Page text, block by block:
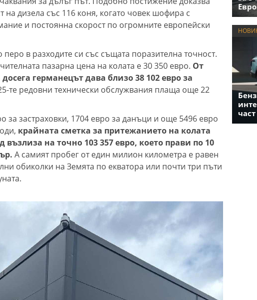
на дизела със 116 коня, когато човек шофира с
и постоянна скорост по огромните европейски
в разходите си със същата поразителна точност.
пазарна цена на колата е 30 350 евро. От
германецът дава близо 38 102 евро за
те редовни технически обслужвания плаща още 22
за застраховки, 1704 евро за данъци и още 5496 евро
крайната сметка за притежанието на колата
възлиза на точно 103 357 евро, което прави по 10
А самият пробег от един милион километра е равен
обиколки на Земята по екватора или почти три пъти
част